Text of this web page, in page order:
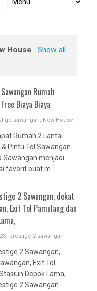
House.
Show all
Rumah
Biaya Biaya
sawangan, New House
Rumah 2 Lantai
& Pintu Tol Sawangan
Sawangan menjadi
favorit buat m...
2 Sawangan, dekat
Exit Tol Pamulang dan
, prestige 2 sawangan
2 Sawangan,
Exit Tol
Depok Lama,
2 Sawangan